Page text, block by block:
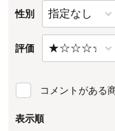
性別
評価
コメントがある
表示順